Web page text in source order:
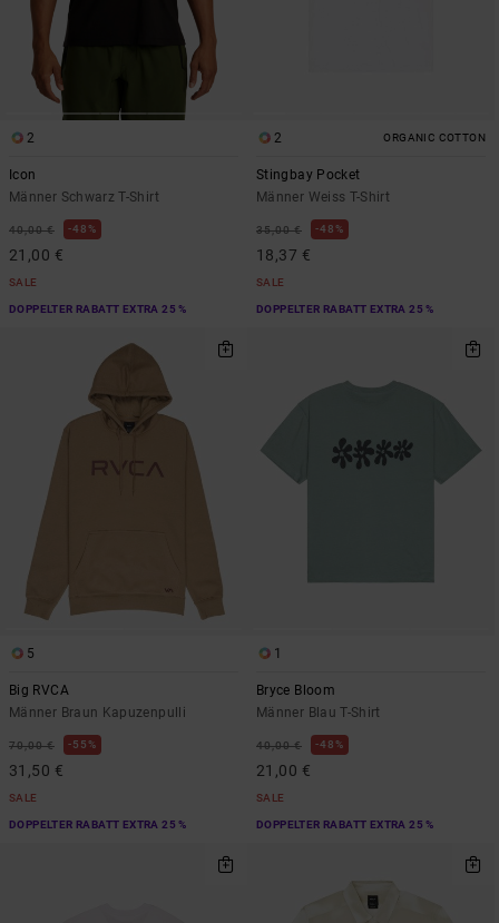
2
Icon
Männer Schwarz T-Shirt
40,00 € 48%
21,00 €
SALE
DOPPELTER RABATT EXTRA 25 %
2 ORGANIC COTTON
Stingbay Pocket
Männer Weiss T-Shirt
35,00 € 48%
18,37 €
SALE
DOPPELTER RABATT EXTRA 25 %
5
Big RVCA
Männer Braun Kapuzenpulli
70,00 € 55%
31,50 €
SALE
DOPPELTER RABATT EXTRA 25 %
1
Bryce Bloom
Männer Blau T-Shirt
40,00 € 48%
21,00 €
SALE
DOPPELTER RABATT EXTRA 25 %